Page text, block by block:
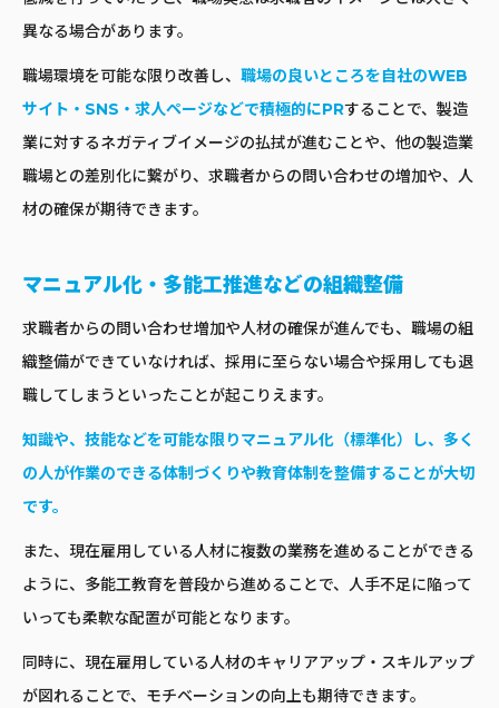
異なる場合があります。
職場環境を可能な限り改善し、 職場の良いところを自社のWEB
サイト・SNS・求人ページなどで積極的にPRすることで、製造
業に対するネガティブイメージの払拭が進むことや、他の製造業
職場との差別化に繋がり、求職者からの問い合わせの増加や、人
材の確保が期待できます。
マニュアル化・多能工推進などの組織整備
求職者からの問い合わせ増加や人材の確保が進んでも、職場の組
織整備ができていなければ、採用に至らない場合や採用しても退
職してしまうといったことが起こりえます。
知識や、技能などを可能な限りマニュアル化（標準化）し、多く
の人が作業のできる体制づくりや教育体制を整備することが大切
です。
また、現在雇用している人材に複数の業務を進めることができる
ように、多能工教育を普段から進めることで、人手不足に陥って
いっても柔軟な配置が可能となります。
同時に、現在雇用している人材のキャリアアップ・スキルアップ
が図れることで、モチベーションの向上も期待できます。